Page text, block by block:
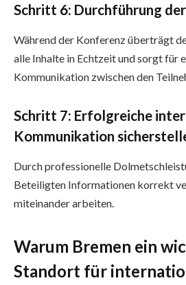
Schritt 6: Durchführung
Während der Konferenz überträgt
alle Inhalte in Echtzeit und sorgt für
Kommunikation zwischen den
Schritt 7: Erfolgreiche
Kommunikation
Durch professionelle
Beteiligten Informationen korrekt
miteinander arbeiten.
Warum Bremen ein
Standort für